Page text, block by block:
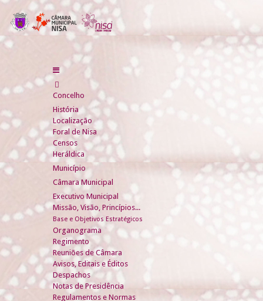
Concelho
História
Localização
Foral de Nisa
Censos
Heráldica
Município
Câmara Municipal
Executivo Municipal
Missão, Visão, Princípios...
Base e Objetivos Estratégicos
Organograma
Regimento
Reuniões de Câmara
Avisos, Editais e Éditos
Despachos
Notas de Presidência
Regulamentos e Normas